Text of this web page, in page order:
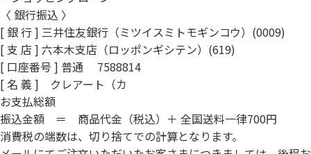
〈 銀行振込 〉
[ 銀 行 ] 三井住友銀行（ミツイスミトモギンコウ）(0009)
[ 支 店 ] 六本木支店（ロッポンギシテン）(619)
[ 口座番号 ] 普通 7588814
[ 名 義 ] クレアート（カ
お支払総額
振込金額 ＝ 商品代金（税込）＋ 全国送料一律700円
消費税の端数は、切り捨てでの計算となります。